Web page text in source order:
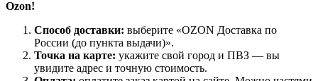
Ozon!
Способ доставки: выберите «OZON Доставка по
России (до пункта выдачи)».
Точка на карте: укажите свой город и ПВЗ — вы
увидите адрес и точную стоимость.